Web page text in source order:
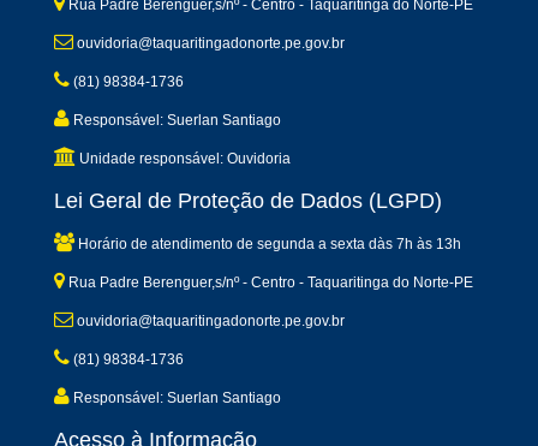
Rua Padre Berenguer,s/nº - Centro - Taquaritinga do Norte-PE
ouvidoria@taquaritingadonorte.pe.gov.br
(81) 98384-1736
Responsável: Suerlan Santiago
Unidade responsável: Ouvidoria
Lei Geral de Proteção de Dados (LGPD)
Horário de atendimento de segunda a sexta dàs 7h às 13h
Rua Padre Berenguer,s/nº - Centro - Taquaritinga do Norte-PE
ouvidoria@taquaritingadonorte.pe.gov.br
(81) 98384-1736
Responsável: Suerlan Santiago
Acesso à Informação